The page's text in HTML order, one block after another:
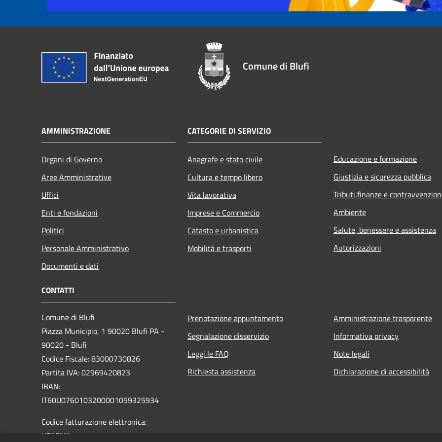
Comune di Blufi
AMMINISTRAZIONE
Organi di Governo
Aree Amministrative
Uffici
Enti e fondazioni
Politici
Personale Amministrativo
Documenti e dati
CATEGORIE DI SERVIZIO
Anagrafe e stato civile
Cultura e tempo libero
Vita lavorativa
Imprese e Commercio
Catasto e urbanistica
Mobilità e trasporti
Educazione e formazione
Giustizia e sicurezza pubblica
Tributi,finanze e
Ambiente
Salute, benessere e assistenza
Autorizzazioni
CONTATTI
Comune di Blufi
Piazza Municipio, 1 90020 Blufi PA -
90020 - Blufi
Codice Fiscale: 83000730826
Partita IVA: 02969420823
IBAN:
IT60U0760103200001059325934
Codice fatturazione elettronica:
UF8GM9
Prenotazione appuntamento
Segnalazione disservizio
Leggi le FAQ
Richiesta assistenza
Amministrazione trasparente
Informativa privacy
Note legali
Dichiarazione di accessibilità